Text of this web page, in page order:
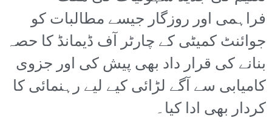
فراہمی اور روزگار جیسے مطالبات کو
جوائنٹ کمیٹی کے چارٹر آف ڈیمانڈ کا حصہ
بنانے کی قرار داد بھی پیش کی اور جزوی
کامیابی سے آگے لڑائی کیے لیے رہنمائی کا
کردار بھی ادا کیا۔